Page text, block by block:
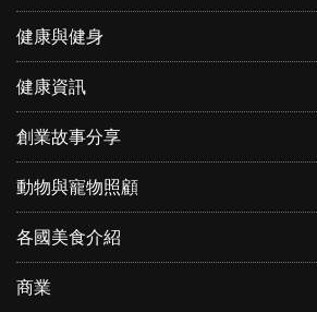
健康與健身
健康資訊
創業故事分享
動物與寵物照顧
各國美食介紹
商業